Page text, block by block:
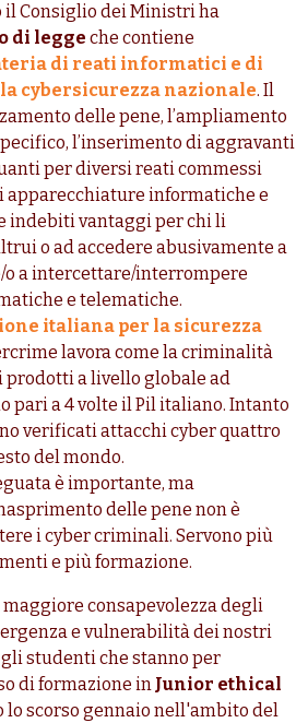
il Consiglio dei Ministri ha
di legge che contiene
di reati informatici e di
cybersicurezza nazionale. Il
delle pene, l’ampliamento
l’inserimento di aggravanti
per diversi reati commessi
apparecchiature informatiche e
indebiti vantaggi per chi li
o ad accedere abusivamente a
a intercettare/interrompere
e telematiche.
italiana per la sicurezza
lavora come la criminalità
prodotti a livello globale ad
pari a 4 volte il Pil italiano. Intanto
verificati attacchi cyber quattro
del mondo.
è importante, ma
delle pene non è
i cyber criminali. Servono più
e più formazione.
consapevolezza degli
e vulnerabilità dei nostri
studenti che stanno per
di formazione in Junior ethical
lo scorso gennaio nell'ambito del